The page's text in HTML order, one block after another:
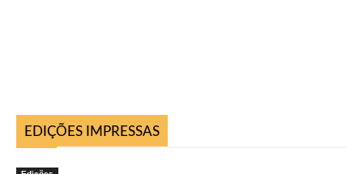
EDIÇÕES IMPRESSAS